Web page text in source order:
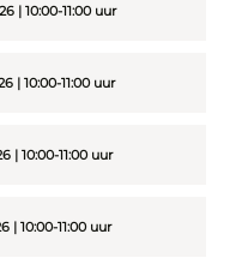
| 10:00-11:00 uur
| 10:00-11:00 uur
| 10:00-11:00 uur
| 10:00-11:00 uur